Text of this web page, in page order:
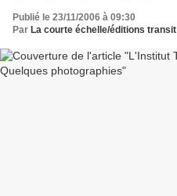
Publié le 23/11/2006 à 09:30
Par La courte échelle/éditions transit